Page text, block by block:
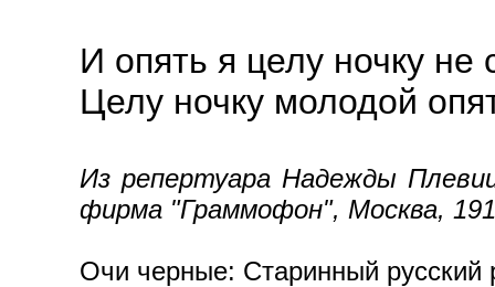
И опять я целу ночку не
Целу ночку молодой
Из репертуара Надежды
фирма "Граммофон", Москва,
Очи черные: Старинный